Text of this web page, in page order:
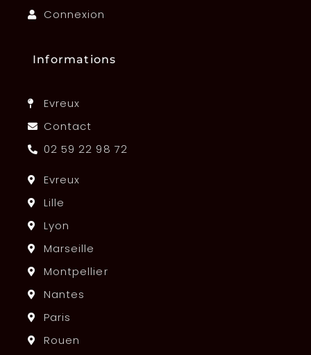
Connexion
Informations
Evreux
Contact
02 59 22 98 72
Evreux
Lille
Lyon
Marseille
Montpellier
Nantes
Paris
Rouen